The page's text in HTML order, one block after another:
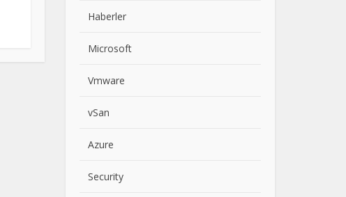
Haberler
Microsoft
Vmware
vSan
Azure
Security